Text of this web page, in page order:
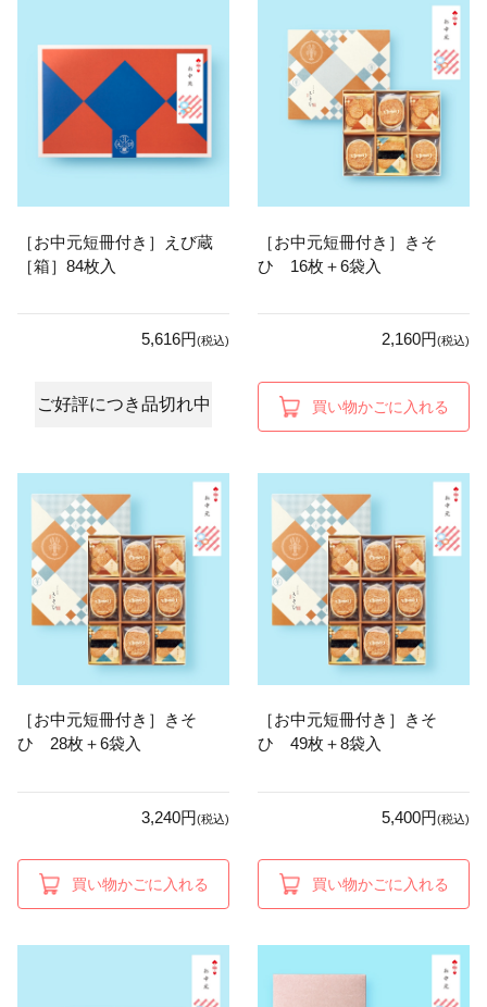
［お中元短冊付き］えび蔵
［箱］84枚入
5,616円(税込)
ご好評につき品切れ中
［お中元短冊付き］きそ
ひ 16枚＋6袋入
2,160円(税込)
買い物かごに入れる
［お中元短冊付き］きそ
ひ 28枚＋6袋入
3,240円(税込)
買い物かごに入れる
［お中元短冊付き］きそ
ひ 49枚＋8袋入
5,400円(税込)
買い物かごに入れる